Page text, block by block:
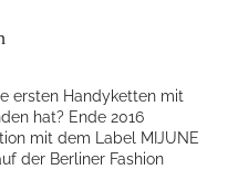
ersten Handyketten mit
hat? Ende 2016
mit dem Label MIJUNE
der Berliner Fashion